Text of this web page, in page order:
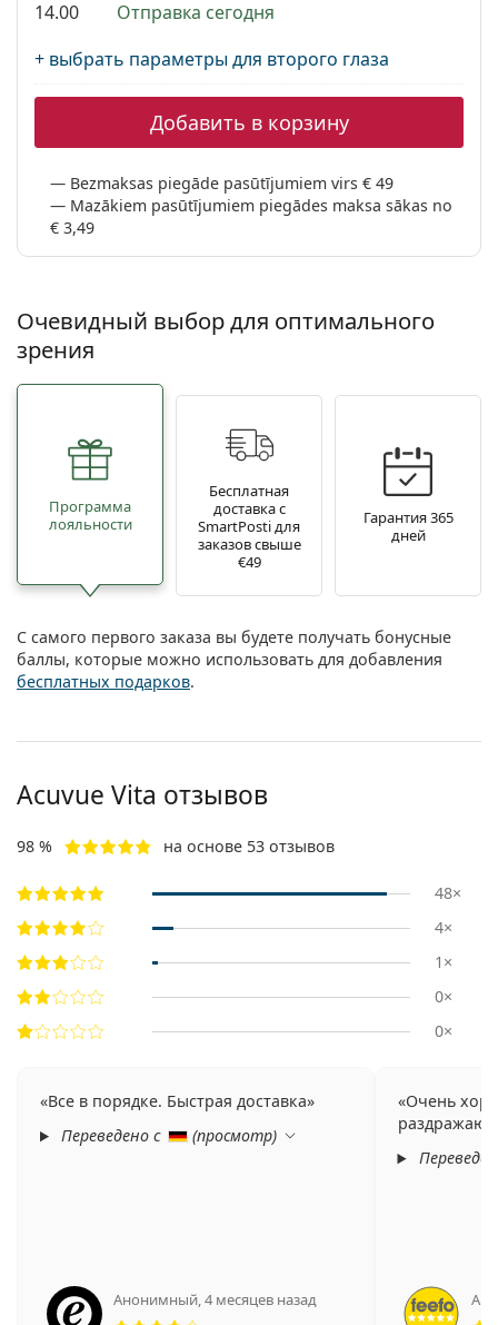
Persol
Prada
Все бренды
14.00
Отправка сегодня
+ выбрать параметры для второго глаза
Добавить в корзину
Bezmaksas piegāde pasūtījumiem virs € 49
Mazākiem pasūtījumiem piegādes maksa sākas no
€ 3,49
Очевидный выбор для оптимального
зрения
Программа
лояльности
Бесплатная
доставка с
SmartPosti для
заказов свыше
€49
Гарантия 365
дней
С самого первого заказа вы будете получать бонусные
баллы, которые можно использовать для добавления
бесплатных подарков.
Acuvue Vita отзывов
98 % на основе 53 отзывов
48×
4×
1×
0×
0×
Все в порядке. Быстрая доставка
Переведено с
(просмотр)
Анонимный,4 месяцев назад
Рейтинг 4 из 5
Очень
раздражают